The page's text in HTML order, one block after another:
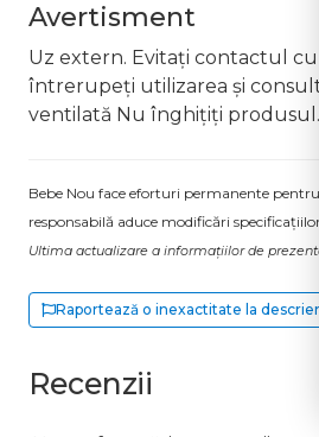
Avertisment
Uz extern. Evitați contactul
întrerupeți utilizarea și
ventilată Nu înghițiți produsul.
Bebe Nou face eforturi permanente
responsabilă aduce modificări
Ultima actualizare a informațiilor de
Raportează o inexactitate la
Recenzii